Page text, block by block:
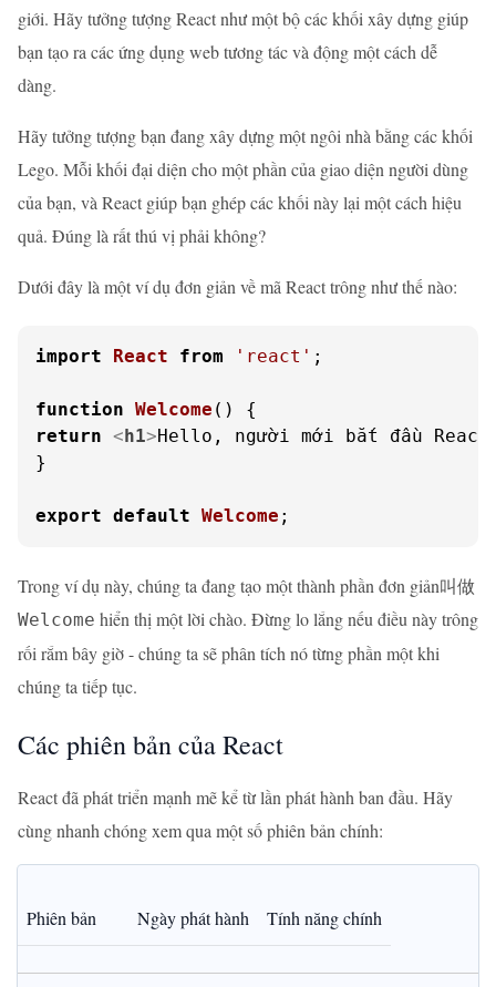
giới. Hãy tưởng tượng React như một bộ các khối xây dựng giúp
bạn tạo ra các ứng dụng web tương tác và động một cách dễ
dàng.
Hãy tưởng tượng bạn đang xây dựng một ngôi nhà bằng các khối
Lego. Mỗi khối đại diện cho một phần của giao diện người dùng
của bạn, và React giúp bạn ghép các khối này lại một cách hiệu
quả. Đúng là rất thú vị phải không?
Dưới đây là một ví dụ đơn giản về mã React trông như thế nào:
import React from 'react' ;
function Welcome (
return <h1>Hello, người mới bắt đầu
}
export default Welcome ;
Trong ví dụ này, chúng ta đang tạo một thành phần đơn giản叫做
Welcome hiển thị một lời chào. Đừng lo lắng nếu điều này trông
rối rắm bây giờ - chúng ta sẽ phân tích nó từng phần một khi
chúng ta tiếp tục.
Các phiên bản của React
React đã phát triển mạnh mẽ kể từ lần phát hành ban đầu. Hãy
cùng nhanh chóng xem qua một số phiên bản chính:
Phiên bản Ngày phát hành Tính năng chính